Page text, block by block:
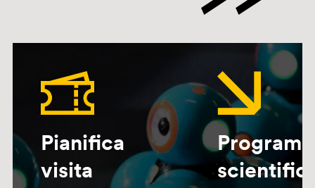
Pianifica
visita